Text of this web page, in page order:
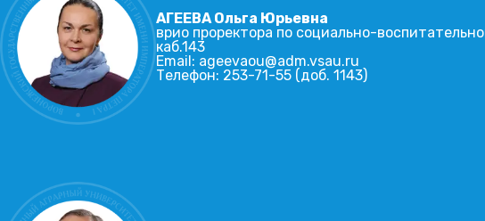
АГЕЕВА Ольга Юрьевна
врио проректора по социально-
каб.143
Email: ageevaou@adm.vsau.ru
Телефон: 253-71-55 (доб. 1143)